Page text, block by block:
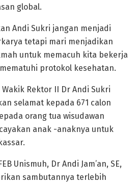
global.
Andi Sukri jangan menjadi
tetapi mari menjadikan
untuk memacuh kita bekerja
protokol kesehatan.
Rektor II Dr Andi Sukri
selamat kepada 671 calon
orang tua wisudawan
anak -anaknya untuk
Unismuh, Dr Andi Jam’an, SE,
sambutannya terlebih